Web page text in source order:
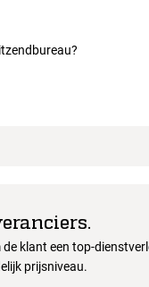
klant een top-
prijsniveau.